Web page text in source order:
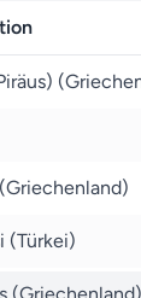
Eindrücke
startet am 15.
in Athen
zuverlässiger
Cruises zu
(Türkei)